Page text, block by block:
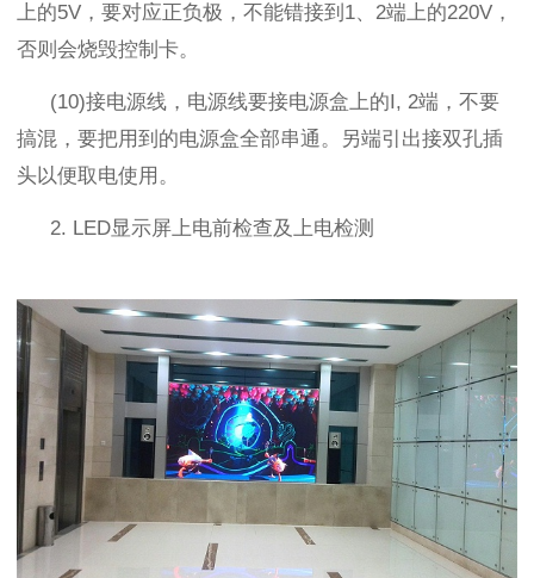
上的5V ，要对应正负极，不能错接到 1、 2端上的220V ，
否则会烧毁控制卡。
(10)接电源线，电源线要接电源盒上的 I, 2端，不要
搞混，要把用到的电源盒全部串通。另端引出接双孔插
头以便取电使用。
2. LED显示屏上电前检查及上电检测